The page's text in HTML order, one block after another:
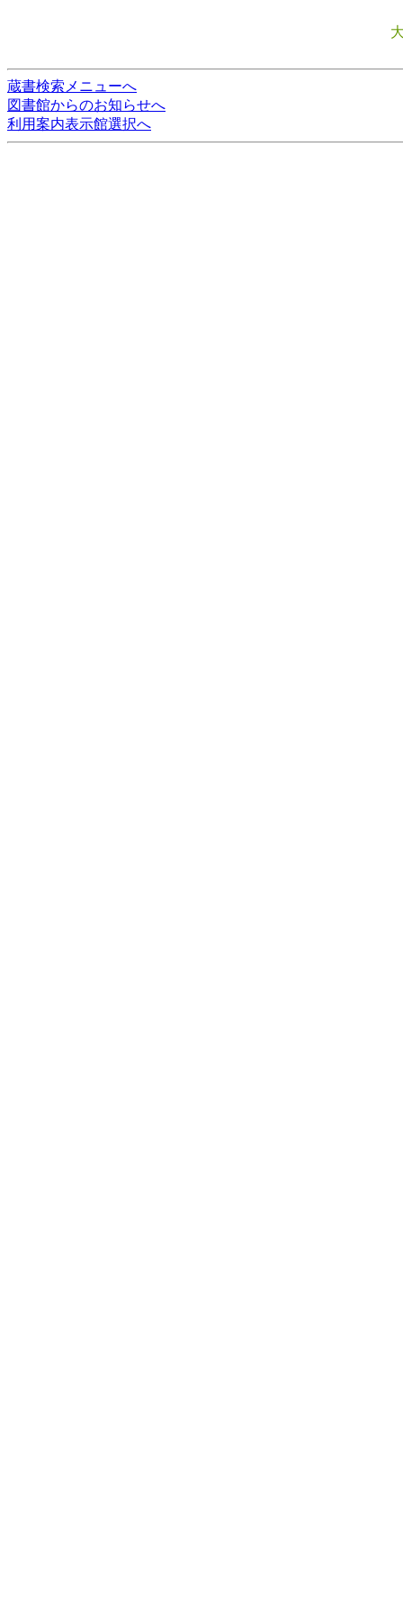
蔵書検索メニューへ
図書館からのお知らせへ
利用案内表示館選択へ